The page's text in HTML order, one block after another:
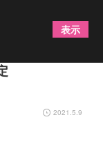
念日にサブス
2021.5.9
表示